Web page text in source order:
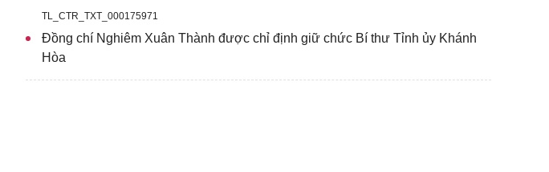
TL_CTR_TXT_000175971
Đồng chí Nghiêm Xuân Thành được chỉ định giữ chức Bí thư Tỉnh ủy Khánh
Hòa